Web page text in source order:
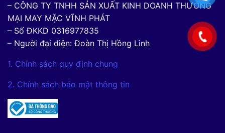
– CÔNG TY TNHH SẢN XUẤT KINH DOANH THƯƠNG
MẠI MAY MẶC VĨNH PHÁT
– Số ĐKKD 0316977835
– Người đại diện: Đoàn Thị Hồng Linh
1. Chính sách quy định chung
2. Chính sách bảo mật thông tin